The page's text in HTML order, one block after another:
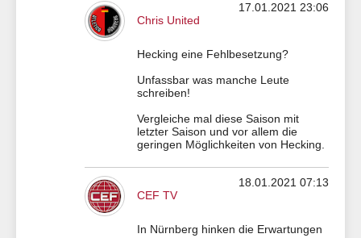
17.01.2021 23:06
Chris United
Hecking eine Fehlbesetzung?
Unfassbar was manche Leute
schreiben!
Vergleiche mal diese Saison mit
letzter Saison und vor allem die
geringen Möglichkeiten von Hecking.
18.01.2021 07:13
CEF TV
In Nürnberg hinken die Erwartungen